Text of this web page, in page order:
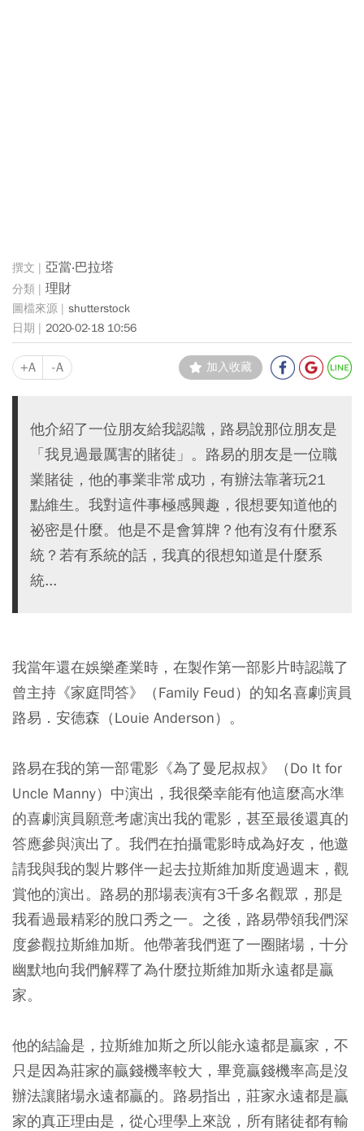
亞當‧巴拉塔
理財
shutterstock
2020-02-18 10:56
+A -A 加入收藏
他介紹了一位朋友給我認識，路易說那位朋友是
「我見過最厲害的賭徒」。路易的朋友是一位職
業賭徒，他的事業非常成功，有辦法靠著玩21
點維生。我對這件事極感興趣，很想要知道他的
祕密是什麼。他是不是會算牌？他有沒有什麼系
統？若有系統的話，我真的很想知道是什麼系
統...
我當年還在娛樂產業時，在製作第一部影片時認識了
曾主持《家庭問答》（Family Feud）的知名喜劇演員
路易．安德森（Louie Anderson）。
路易在我的第一部電影《為了曼尼叔叔》（Do It for
Uncle Manny）中演出，我很榮幸能有他這麼高水準
的喜劇演員願意考慮演出我的電影，甚至最後還真的
答應參與演出了。我們在拍攝電影時成為好友，他邀
請我與我的製片夥伴一起去拉斯維加斯度過週末，觀
賞他的演出。路易的那場表演有3千多名觀眾，那是
我看過最精彩的脫口秀之一。之後，路易帶領我們深
度參觀拉斯維加斯。他帶著我們逛了一圈賭場，十分
幽默地向我們解釋了為什麼拉斯維加斯永遠都是贏
家。
他的結論是，拉斯維加斯之所以能永遠都是贏家，不
只是因為莊家的贏錢機率較大，畢竟贏錢機率高是沒
辦法讓賭場永遠都贏的。路易指出，莊家永遠都是贏
家的真正理由是，從心理學上來說，所有賭徒都有輸